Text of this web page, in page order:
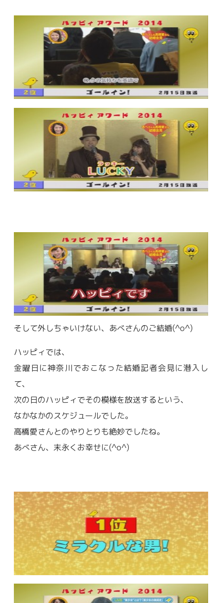
そして外しちゃいけない、あべさんのご結婚(^o^)
ハッピィでは、
金曜日に神奈川でおこなった結婚記者会見に潜入し
て、
次の日のハッピィでその模様を放送するという、
なかなかのスケジュールでした。
高橋愛さんとのやりとりも絶妙でしたね。
あべさん、末永くお幸せに(^o^)